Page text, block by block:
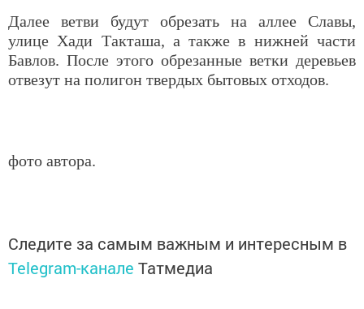
Далее ветви будут обрезать на аллее Славы,
улице Хади Такташа, а также в нижней части
Бавлов. После этого обрезанные ветки деревьев
отвезут на полигон твердых бытовых отходов.
фото автора.
Следите за самым важным и интересным в
Telegram-канале Татмедиа